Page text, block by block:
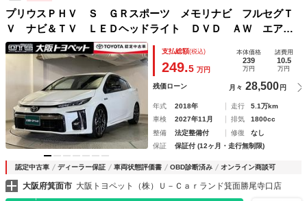
プリウスＰＨＶ Ｓ ＧＲスポーツ メモリナビ フルセグＴ
Ｖ ナビ＆ＴＶ ＬＥＤヘッドライト ＤＶＤ ＡＷ エアバ
ッグ キーレス 盗難防止装置 エアロ オートクルーズコン
トロール ＥＴＣ カーテンエアバッグ 横滑防止装置 オ－
トエアコン
支払総額(税込)
249.5 万円
本体価格
239
万円
諸費用
10.5
万円
残価ローン 月々 28,500 円
年式 2018年 走行
5.1万km
車検
2027年11月 排気
1800cc
整備
法定整備付 修復
なし
保証
保証付 (12ヶ月・走行無制限)
認定中古車 ディーラー保証 車両状態評価書 OBD診断済み オンライン商談可
大阪府箕面市 大阪トヨペット（株）Ｕ－Ｃａｒランド箕面勝尾寺口店